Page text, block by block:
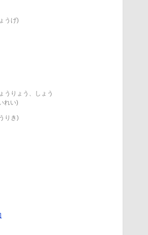
うげ)
うりょう 、 しょう
れい)
りき)